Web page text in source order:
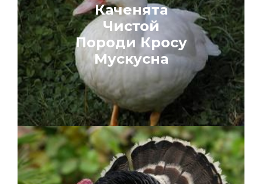
Каченята
Чистой
Породи Кросу
Мускусна